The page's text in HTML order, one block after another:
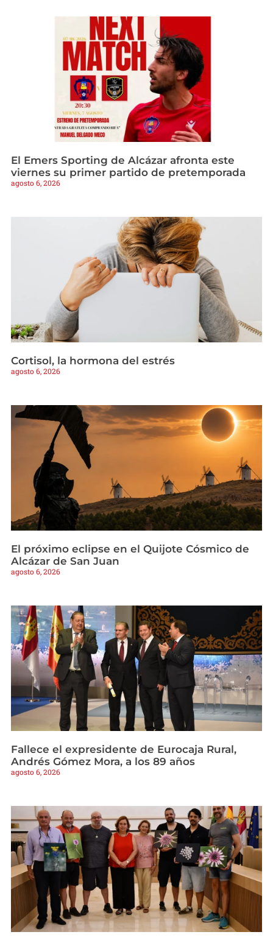
El Emers Sporting de Alcázar afronta este
viernes su primer partido de pretemporada
agosto 6, 2026
Cortisol, la hormona del estrés
agosto 6, 2026
El próximo eclipse en el Quijote Cósmico de
Alcázar de San Juan
agosto 6, 2026
Fallece el expresidente de Eurocaja Rural,
Andrés Gómez Mora, a los 89 años
agosto 6, 2026